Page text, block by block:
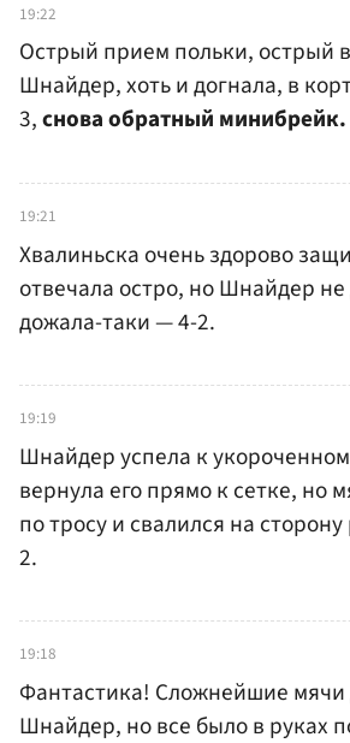
19:22
Острый прием польки, острый
Шнайдер, хоть и догнала, в
3,снова обратный минибрейк.
19:21
Хвалиньска очень здорово
отвечала остро, но Шнайдер
дожала-таки — 4-2.
19:19
Шнайдер успела к
вернула его прямо к сетке, но
по тросу и свалился на
2.
19:18
Фантастика! Сложнейшие мячи
Шнайдер, но все было в руках